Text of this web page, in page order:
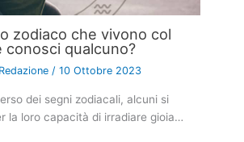
zodiaco che vivono col
conosci qualcuno?
Redazione/10 Ottobre 2023
dei segni zodiacali, alcuni si
la loro capacità di irradiare gioia…